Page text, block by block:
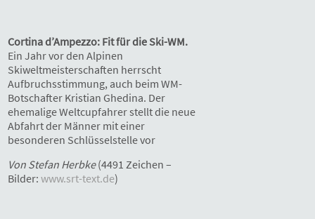
Cortina d’Ampezzo: Fit für die Ski-WM.
Ein Jahr vor den Alpinen
Skiweltmeisterschaften herrscht
Aufbruchsstimmung, auch beim WM-
Botschafter Kristian Ghedina. Der
ehemalige Weltcupfahrer stellt die neue
Abfahrt der Männer mit einer
besonderen Schlüsselstelle vor
Von Stefan Herbke(4491 Zeichen –
Bilder: www.srt-text.de)